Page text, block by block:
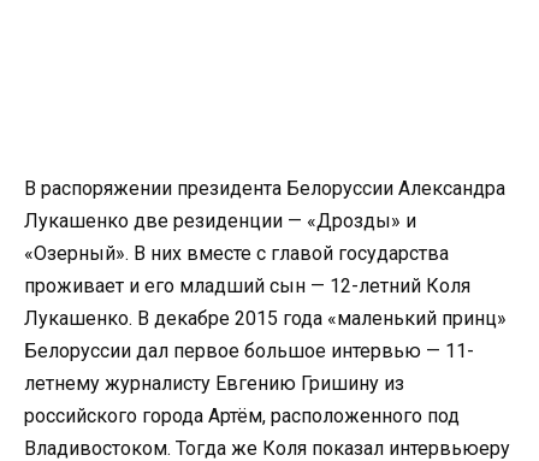
В распоряжении президента Белоруссии Александра
Лукашенко две резиденции — «Дрозды» и
«Озерный». В них вместе с главой государства
проживает и его младший сын — 12-летний Коля
Лукашенко. В декабре 2015 года «маленький принц»
Белоруссии дал первое большое интервью — 11-
летнему журналисту Евгению Гришину из
российского города Артём, расположенного под
Владивостоком. Тогда же Коля показал интервьюеру